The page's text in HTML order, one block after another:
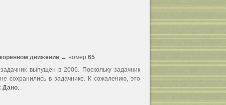
движении → номер 65
выпущен в 2006. Поскольку задачник
сохранились в задачнике. К сожалению, это
Дано.